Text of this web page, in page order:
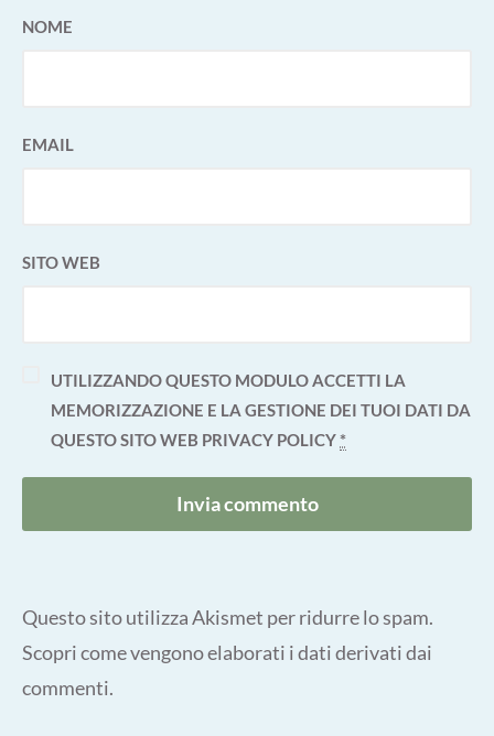
NOME
EMAIL
SITO WEB
UTILIZZANDO QUESTO MODULO ACCETTI LA
MEMORIZZAZIONE E LA GESTIONE DEI TUOI DATI DA
QUESTO SITO WEB PRIVACY POLICY*
Questo sito utilizza Akismet per ridurre lo spam.
Scopri come vengono elaborati i dati derivati dai
commenti.